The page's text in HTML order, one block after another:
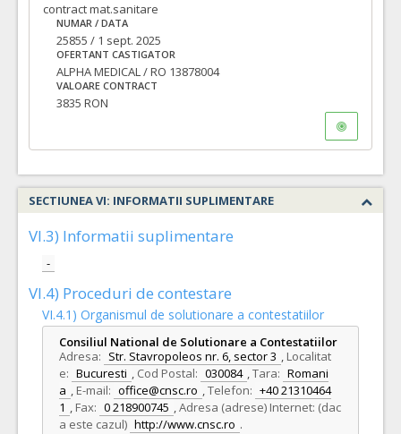
contract mat.sanitare
NUMAR / DATA
25855 / 1 sept. 2025
OFERTANT CASTIGATOR
ALPHA MEDICAL / RO 13878004
VALOARE CONTRACT
3835 RON
SECTIUNEA VI: INFORMATII SUPLIMENTARE
VI.3) Informatii suplimentare
-
VI.4) Proceduri de contestare
VI.4.1) Organismul de solutionare a contestatiilor
Consiliul National de Solutionare a Contestatiilor
Adresa: Str. Stavropoleos nr. 6, sector 3 , Localitat
e: Bucuresti , Cod Postal: 030084 ,Tara: Romani
a , E-mail: office@cnsc.ro ,Telefon: +40 21310464
1 , Fax: 0 218900745 ,Adresa (adrese) Internet: (dac
a este cazul) http://www.cnsc.ro .